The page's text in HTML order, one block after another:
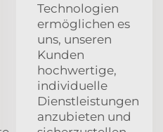
Technologien
ermöglichen es
uns, unseren
Kunden
hochwertige,
individuelle
Dienstleistungen
anzubieten und